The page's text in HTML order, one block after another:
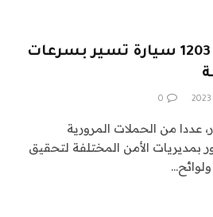
رادار المرور يلتقط 1203 سيارة تسير بسرعات
0
عددا من الحملات المرورية
بمديريات الأمن المختلفة لتحقيق